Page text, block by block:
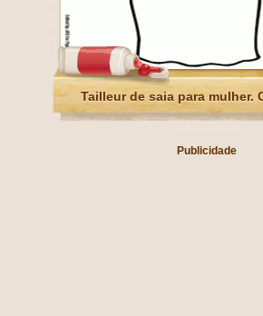
Tailleur de saia para mulher.
Publicidade